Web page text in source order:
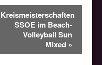
Kreismeisterschaften
SSOE im Beach-
Volleyball Sun
Mixed »